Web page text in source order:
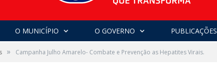
O MUNICÍPIO O GOVERNO PUBLICAÇÕES
» Campanha Julho Amarelo- Combate e Prevenção as Hepatites Virais.